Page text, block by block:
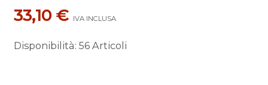
33,10 € IVA INCLUSA
Disponibilità: 56 Articoli